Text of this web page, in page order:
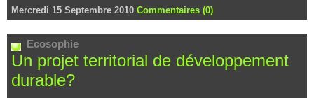
Mercredi 15 Septembre 2010 Commentaires (0)
Ecosophie
Un projet territorial de développement
durable?